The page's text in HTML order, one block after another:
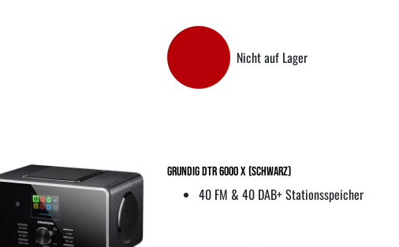
Nicht auf Lager
Grundig DTR 6000 X (Schwarz)
40 FM & 40 DAB+ Stationsspeicher